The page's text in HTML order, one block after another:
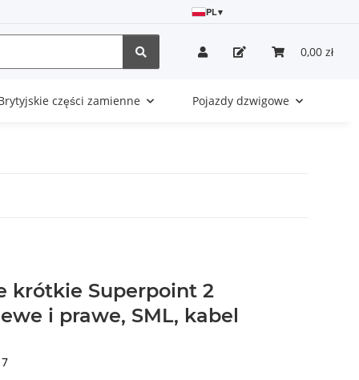
PL▾
0,00 zł
części zamienne Pojazdy dzwigowe
krótkie Superpoint 2
i prawe, SML, kabel